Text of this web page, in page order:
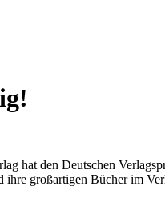
hat den Deutschen
ihre großartigen Bücher im